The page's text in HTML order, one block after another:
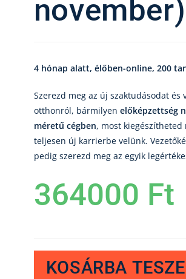
november)
4 hónap alatt, élőben-online, 200
Szerezd meg az új szaktudásodat
otthonról, bármilyen előképzettség
méretű cégben, most kiegészítheted
teljesen új karrierbe velünk.
pedig szerezd meg az egyik
364000 Ft
KOSÁRBA